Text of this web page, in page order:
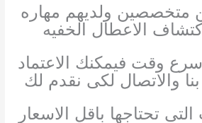
متخصصين ولديهم مهاره
الاعطال الخفيه
وقت فيمكنك الاعتماد
بنا والاتصال لكى نقدم لك
تحتاجها باقل الاسعار